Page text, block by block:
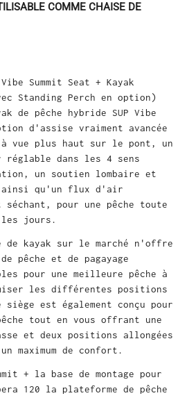
COMME CHAISE DE
Summit Seat + Kayak
Standing Perch en option)
de pêche hybride SUP Vibe
d'assise vraiment avancée
à vue plus haut sur le pont, un
réglable dans les 4 sens
un soutien lombaire et
ainsi qu'un flux d'air
pour une pêche toute
les jours.
de kayak sur le marché n'offre
pêche et de pagayage
pour une meilleure pêche à
les différentes positions
est également conçu pour
tout en vous offrant une
et deux positions allongées
maximum de confort.
+ la base de montage pour
120 la plateforme de pêche